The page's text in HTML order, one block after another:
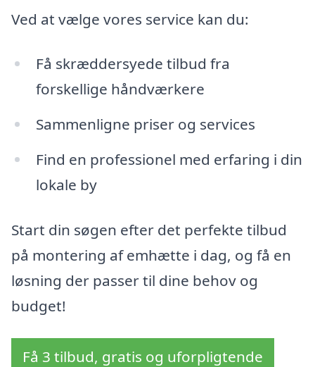
Ved at vælge vores service kan du:
Få skræddersyede tilbud fra
forskellige håndværkere
Sammenligne priser og services
Find en professionel med erfaring i din
lokale by
Start din søgen efter det perfekte tilbud
på montering af emhætte i dag, og få en
løsning der passer til dine behov og
budget!
Få 3 tilbud, gratis og uforpligtende